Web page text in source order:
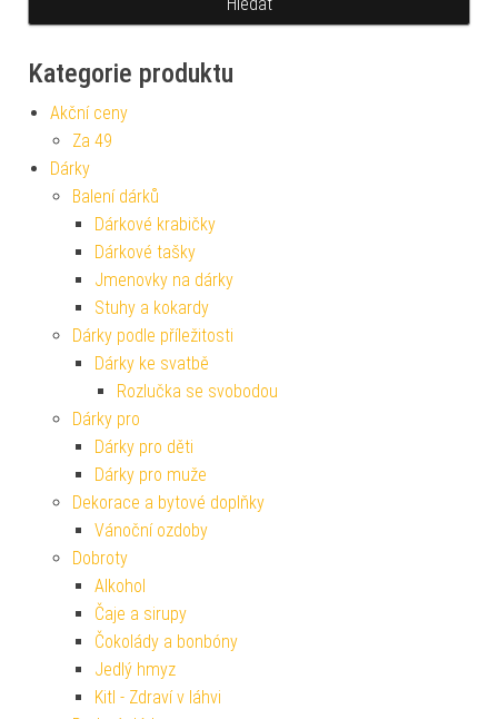
Kategorie produktu
Akční ceny
Za 49
Dárky
Balení dárků
Dárkové krabičky
Dárkové tašky
Jmenovky na dárky
Stuhy a kokardy
Dárky podle příležitosti
Dárky ke svatbě
Rozlučka se svobodou
Dárky pro
Dárky pro děti
Dárky pro muže
Dekorace a bytové doplňky
Vánoční ozdoby
Dobroty
Alkohol
Čaje a sirupy
Čokolády a bonbóny
Jedlý hmyz
Kitl - Zdraví v láhvi